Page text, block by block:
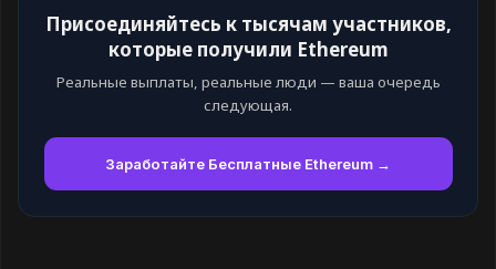
Присоединяйтесь к тысячам участников,
которые получили Ethereum
Реальные выплаты, реальные люди — ваша очередь
следующая.
Заработайте Бесплатные Ethereum →